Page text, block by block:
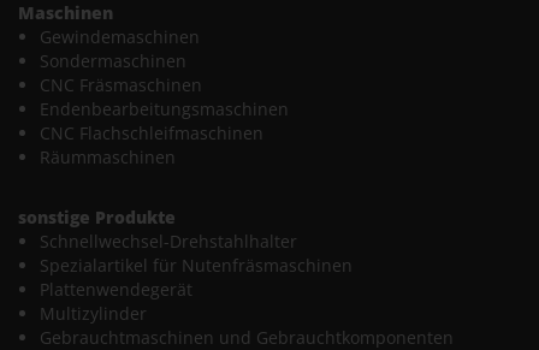
Maschinen
Gewindemaschinen
Sondermaschinen
CNC Fräsmaschinen
Endenbearbeitungsmaschinen
CNC Flachschleifmaschinen
Räummaschinen
sonstige Produkte
Schnellwechsel-Drehstahlhalter
Spezialartikel für Nutenfräsmaschinen
Plattenwendegerät
Multizylinder
Gebrauchtmaschinen und Gebrauchtkomponenten